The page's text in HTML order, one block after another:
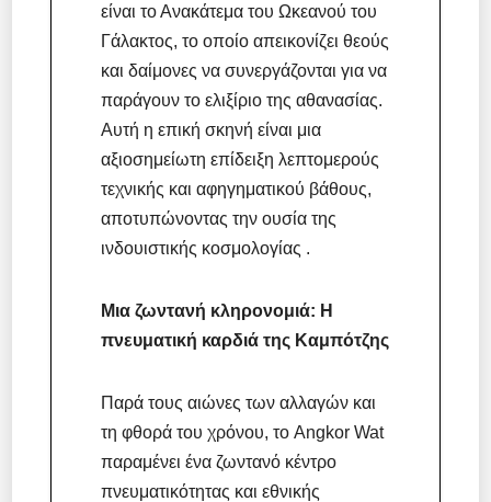
είναι το Ανακάτεμα του Ωκεανού του
Γάλακτος, το οποίο απεικονίζει θεούς
και δαίμονες να συνεργάζονται για να
παράγουν το ελιξίριο της αθανασίας.
Αυτή η επική σκηνή είναι μια
αξιοσημείωτη επίδειξη λεπτομερούς
τεχνικής και αφηγηματικού βάθους,
αποτυπώνοντας την ουσία της
ινδουιστικής κοσμολογίας .
Μια ζωντανή κληρονομιά: Η
πνευματική καρδιά της Καμπότζης
Παρά τους αιώνες των αλλαγών και
τη φθορά του χρόνου, το Angkor Wat
παραμένει ένα ζωντανό κέντρο
πνευματικότητας και εθνικής